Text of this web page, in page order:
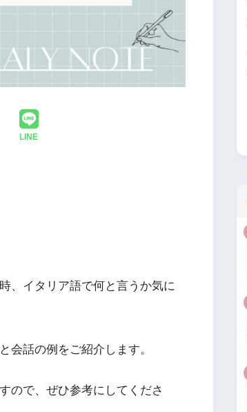
LINE
、イタリア語で何と言うか気に
会話の例をご紹介します。
ので、ぜひ参考にしてくださ